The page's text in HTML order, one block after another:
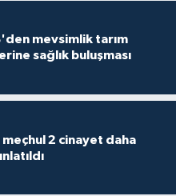
mevsimlik tarım
sağlık buluşması
meçhul 2 cinayet daha